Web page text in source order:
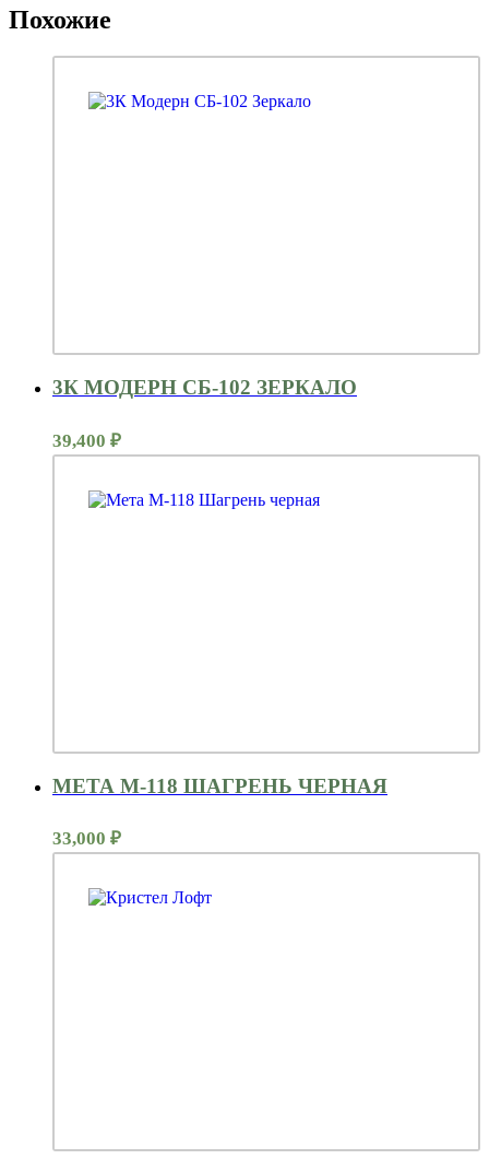
Похожие
3К МОДЕРН СБ-102 ЗЕРКАЛО
39,400 ₽
МЕТА М-118 ШАГРЕНЬ ЧЕРНАЯ
33,000 ₽